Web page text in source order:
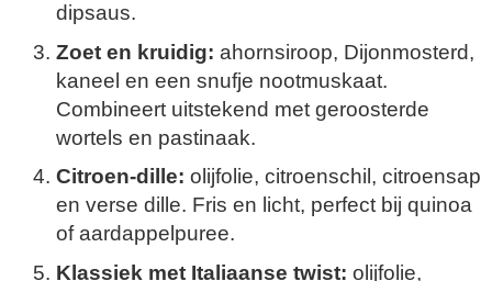
dipsaus.
Zoet en kruidig: ahornsiroop, Dijonmosterd,
kaneel en een snufje nootmuskaat.
Combineert uitstekend met geroosterde
wortels en pastinaak.
Citroen-dille: olijfolie, citroenschil, citroensap
en verse dille. Fris en licht, perfect bij quinoa
of aardappelpuree.
Klassiek met Italiaanse twist: olijfolie,